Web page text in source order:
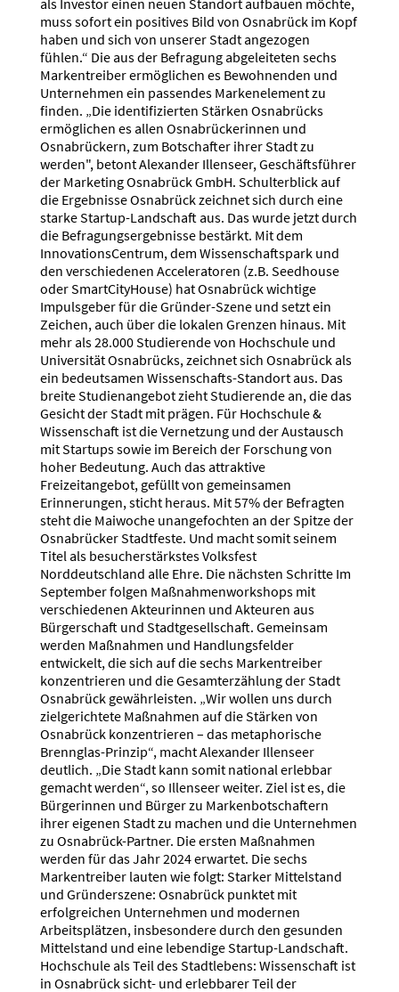
als Investor einen neuen Standort aufbauen möchte,
muss sofort ein positives Bild von Osnabrück im Kopf
haben und sich von unserer Stadt angezogen
fühlen.“ Die aus der Befragung abgeleiteten sechs
Markentreiber ermöglichen es Bewohnenden und
Unternehmen ein passendes Markenelement zu
finden. „Die identifizierten Stärken Osnabrücks
ermöglichen es allen Osnabrückerinnen und
Osnabrückern, zum Botschafter ihrer Stadt zu
werden", betont Alexander Illenseer, Geschäftsführer
der Marketing Osnabrück GmbH. Schulterblick auf
die Ergebnisse Osnabrück zeichnet sich durch eine
starke Startup-Landschaft aus. Das wurde jetzt durch
die Befragungsergebnisse bestärkt. Mit dem
InnovationsCentrum, dem Wissenschaftspark und
den verschiedenen Acceleratoren (z.B. Seedhouse
oder SmartCityHouse) hat Osnabrück wichtige
Impulsgeber für die Gründer-Szene und setzt ein
Zeichen, auch über die lokalen Grenzen hinaus. Mit
mehr als 28.000 Studierende von Hochschule und
Universität Osnabrücks, zeichnet sich Osnabrück als
ein bedeutsamen Wissenschafts-Standort aus. Das
breite Studienangebot zieht Studierende an, die das
Gesicht der Stadt mit prägen. Für Hochschule &
Wissenschaft ist die Vernetzung und der Austausch
mit Startups sowie im Bereich der Forschung von
hoher Bedeutung. Auch das attraktive
Freizeitangebot, gefüllt von gemeinsamen
Erinnerungen, sticht heraus. Mit 57% der Befragten
steht die Maiwoche unangefochten an der Spitze der
Osnabrücker Stadtfeste. Und macht somit seinem
Titel als besucherstärkstes Volksfest
Norddeutschland alle Ehre. Die nächsten Schritte Im
September folgen Maßnahmenworkshops mit
verschiedenen Akteurinnen und Akteuren aus
Bürgerschaft und Stadtgesellschaft. Gemeinsam
werden Maßnahmen und Handlungsfelder
entwickelt, die sich auf die sechs Markentreiber
konzentrieren und die Gesamterzählung der Stadt
Osnabrück gewährleisten. „Wir wollen uns durch
zielgerichtete Maßnahmen auf die Stärken von
Osnabrück konzentrieren – das metaphorische
Brennglas-Prinzip“, macht Alexander Illenseer
deutlich. „Die Stadt kann somit national erlebbar
gemacht werden“, so Illenseer weiter. Ziel ist es, die
Bürgerinnen und Bürger zu Markenbotschaftern
ihrer eigenen Stadt zu machen und die Unternehmen
zu Osnabrück-Partner. Die ersten Maßnahmen
werden für das Jahr 2024 erwartet. Die sechs
Markentreiber lauten wie folgt: Starker Mittelstand
und Gründerszene: Osnabrück punktet mit
erfolgreichen Unternehmen und modernen
Arbeitsplätzen, insbesondere durch den gesunden
Mittelstand und eine lebendige Startup-Landschaft.
Hochschule als Teil des Stadtlebens: Wissenschaft ist
in Osnabrück sicht- und erlebbarer Teil der